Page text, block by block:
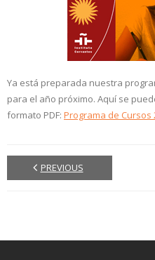
Ya está preparada nuestra
para el año próximo. Aquí se
formato PDF: Programa de Cursos
PREVIOUS